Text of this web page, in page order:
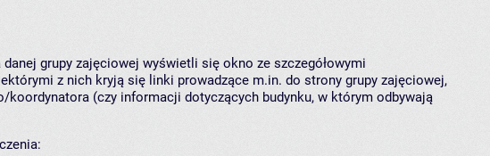
grupy zajęciowej wyświetli się okno ze szczegółowymi
z nich kryją się linki prowadzące m.in. do strony grupy zajęciowej,
koordynatora (czy informacji dotyczących budynku, w którym odbywają